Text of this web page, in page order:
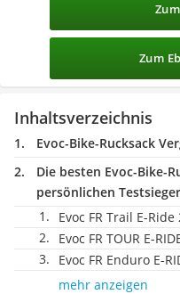
Zum
Inhaltsverzeichnis
Evoc-Bike-Rucksack
Die besten Evoc-Bike-
persönlichen
Evoc FR Trail E-Ride
Evoc FR TOUR E-
Evoc FR Enduro E-
mehr anzeigen